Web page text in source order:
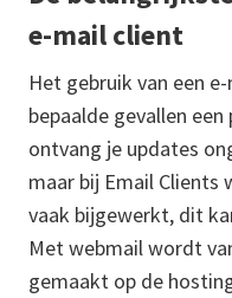
e-mail client
Het gebruik van een
bepaalde gevallen
ontvang je updates
maar bij Email
vaak bijgewerkt, dit
Met webmail wordt
gemaakt op de